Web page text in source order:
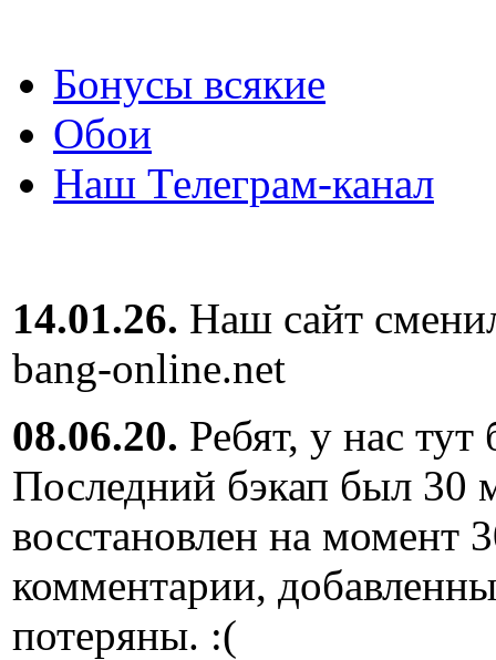
Бонусы всякие
Обои
Наш Телеграм-канал
14.01.26. Наш сайт
bang-online.net
08.06.20. Ребят, у нас
Последний бэкап был 30
восстановлен на
комментарии,
потеряны. :(